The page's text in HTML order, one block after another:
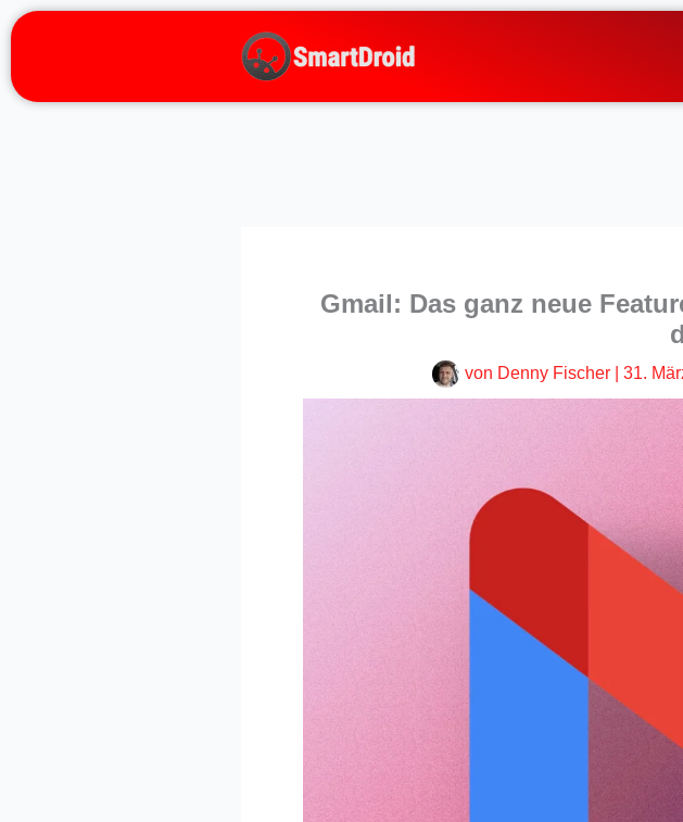
Zum
springen
Gmail: Das ganz neue
von Denny Fischer 31.